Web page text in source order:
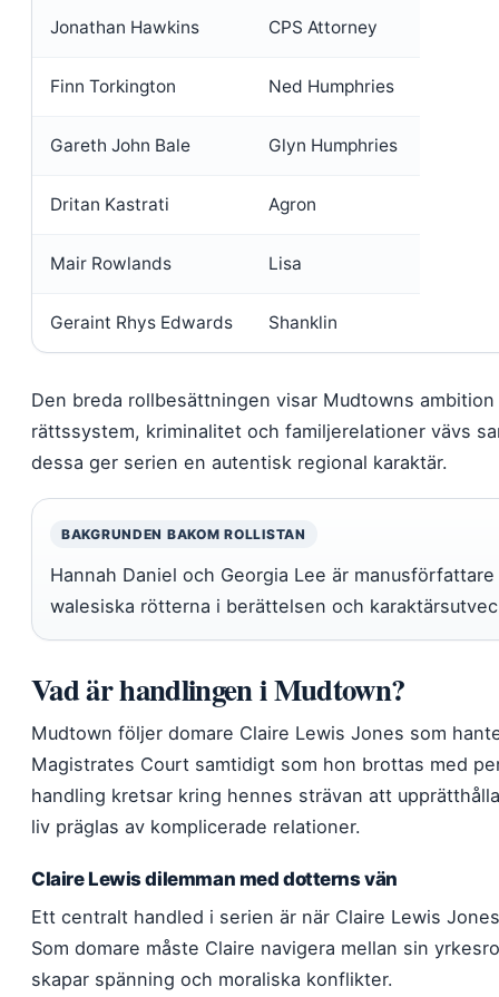
Jonathan Hawkins CPS Attorney
Finn Torkington Ned Humphries
Gareth John Bale Glyn Humphries
Dritan Kastrati Agron
Mair Rowlands Lisa
Geraint Rhys Edwards Shanklin
Den breda rollbesättningen visar Mudtowns
rättssystem, kriminalitet och familjerelationer vävs
dessa ger serien en autentisk regional karaktär.
BAKGRUNDEN BAKOM ROLLISTAN
Hannah Daniel och Georgia Lee är
walesiska rötterna i berättelsen och
Vad är handlingen i Mudtown?
Mudtown följer domare Claire Lewis Jones som
Magistrates Court samtidigt som hon brottas med
handling kretsar kring hennes strävan att
liv präglas av komplicerade relationer.
Claire Lewis dilemman med dotterns vän
Ett centralt handled i serien är när Claire Lewis
Som domare måste Claire navigera mellan sin
skapar spänning och moraliska konflikter.